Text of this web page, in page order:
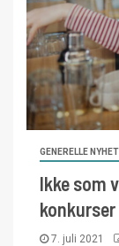
GENERELLE
Ikke som
7. juli 2021